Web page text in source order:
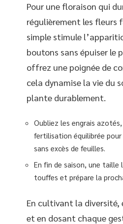
Pour une floraison qui
régulièrement les fleurs
simple stimule
boutons sans épuiser le
offrez une poignée de
cela dynamise la vie du
plante durablement.
Oubliez les engrais
fertilisation équilibrée
sans excès de feuilles.
En fin de saison, une taille
touffes et prépare la
En cultivant la diversité,
et en dosant chaque